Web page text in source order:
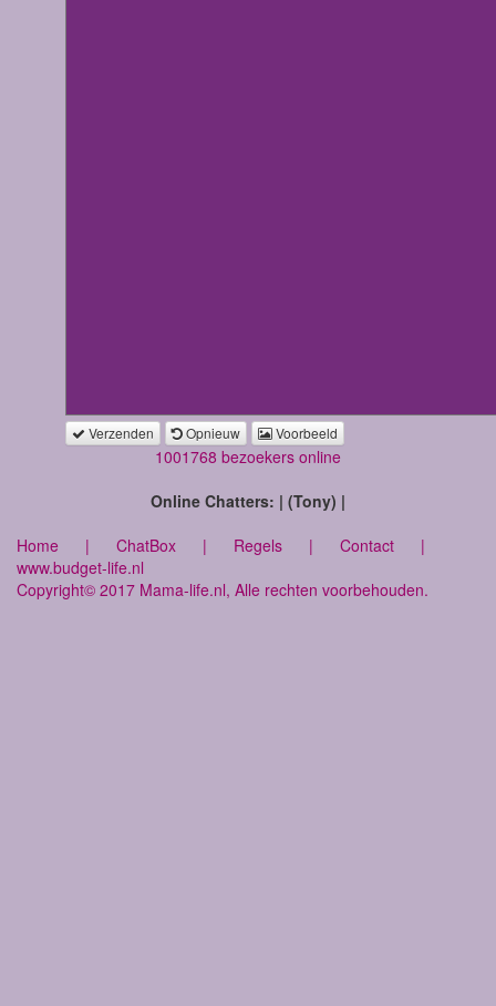
Verzenden Opnieuw Voorbeeld
1001768 bezoekers online
Online Chatters: | (Tony) |
Home | ChatBox | Regels | Contact |
www.budget-life.nl
Copyright© 2017 Mama-life.nl, Alle rechten voorbehouden.